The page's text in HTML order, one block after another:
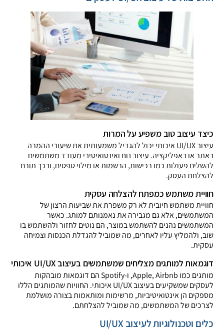
כיצד עיצוב טוב משפיע על המרות
עיצוב UI/UX איכותי יכול להגדיל משמעותית את שיעורי ההמרה
באתר או באפליקציה. עיצוב נוח ואינטואיטיבי מעודד משתמשים
להשלים פעולות כמו רכישות, הרשמות או מילוי טפסים, ובכך תורם
להצלחת העסק.
חוויית משתמש כמפתח להצלחה עסקית
חוויית משתמש חיובית לא רק משפרת את שביעות הרצון של
המשתמשים, אלא גם מגבירה את נאמנותם למותג. כאשר
המשתמשים נהנים להשתמש במוצר, הם נוטים לחזור ולהשתמש בו
שוב, ולהמליץ עליו לאחרים, מה שמוביל להגדלת הכנסות וצמיחה
עסקית.
דוגמאות למותגים מצליחים שמשתמשים בעיצוב UI/UX איכותי
מותגים כמו Apple, Airbnb, ו-Spotify הם דוגמאות מובהקות
לעסקים שמשקיעים בעיצוב UI/UX איכותי. החוויות שהמותגים הללו
מספקים הן אינטואיטיביות, מרשימות ומותאמות בצורה מושלמת
לצרכים של המשתמשים, מה שמוביל להצלחתם.
כלים וטכנולוגיות לעיצוב UI/UX